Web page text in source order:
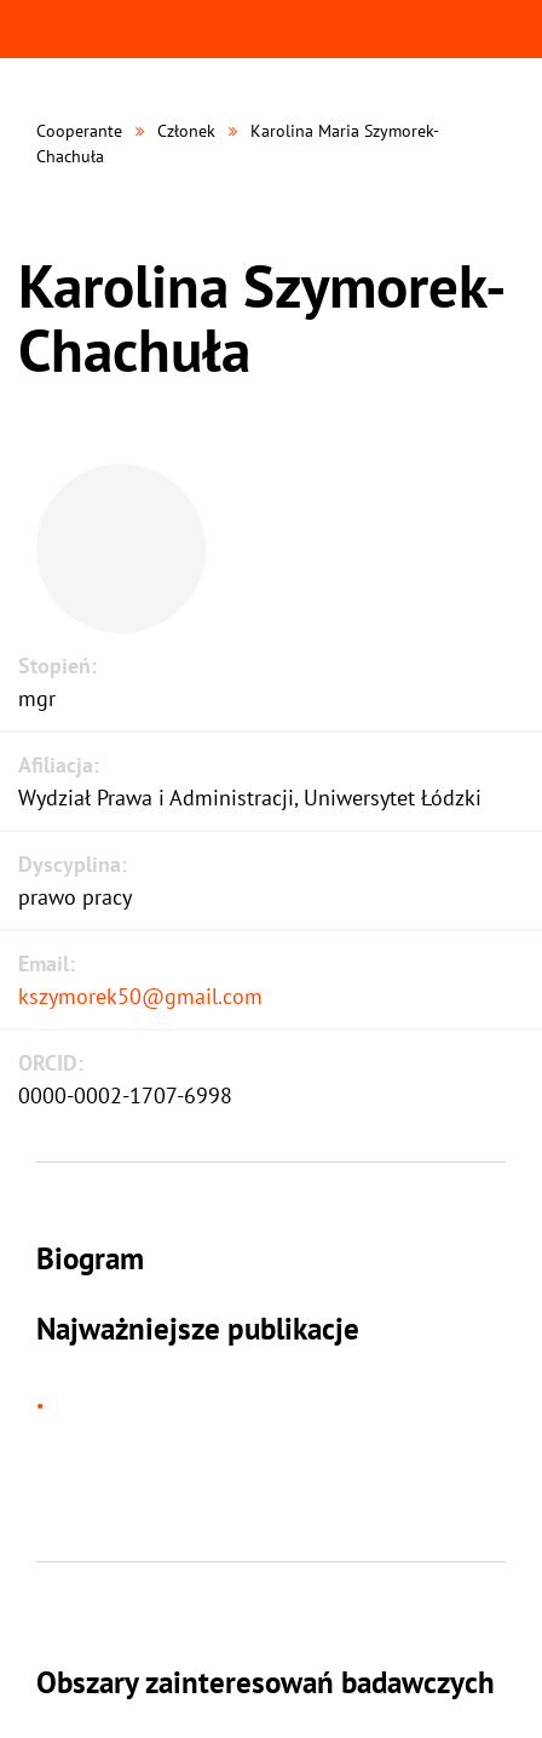
Cooperante Członek
Karolina Maria Szymorek-
Chachuła
Karolina Szymorek-
Chachuła
Stopień:
mgr
Afiliacja:
Wydział Prawa i Administracji, Uniwersytet Łódzki
Dyscyplina:
prawo pracy
Email:
kszymorek50@gmail.com
ORCID:
0000-0002-1707-6998
Biogram
Najważniejsze publikacje
Obszary zainteresowań badawczych